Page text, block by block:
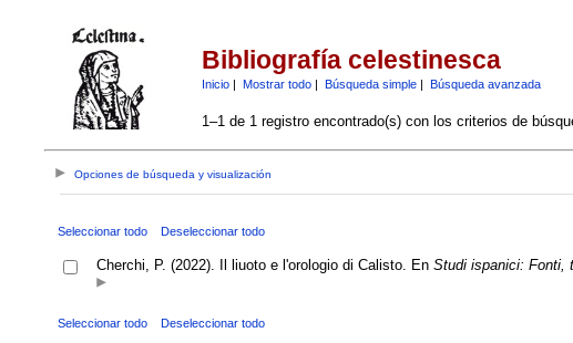
Bibliografía celestinesca
Inicio| Mostrar todo| Búsqueda simple| Búsqueda avanzada
1–1 de 1 registro encontrado(s) con los criterios de
Opciones de búsqueda y visualización
Seleccionar todo Deseleccionar todo
Cherchi, P. (2022). Il liuoto e l'orologio di Calisto. En Studi ispanici: Fonti,
Seleccionar todo Deseleccionar todo